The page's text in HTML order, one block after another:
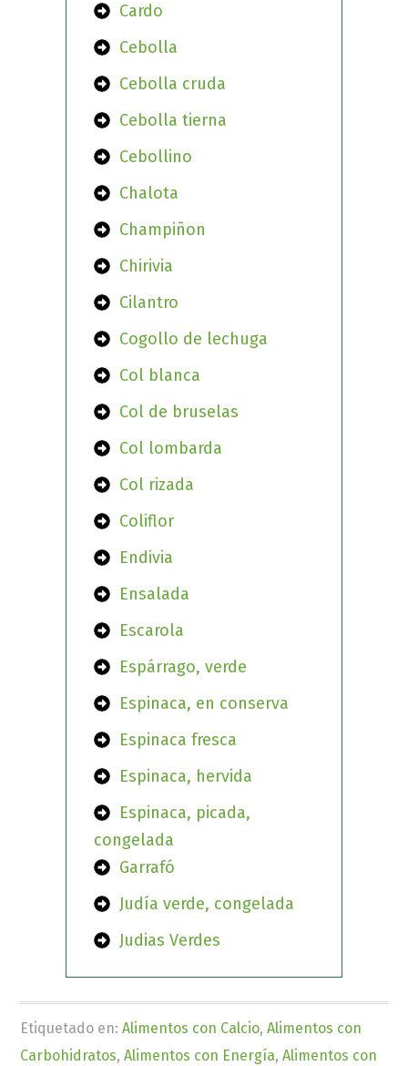
Cardo
Cebolla
Cebolla cruda
Cebolla tierna
Cebollino
Chalota
Champiñon
Chirivia
Cilantro
Cogollo de lechuga
Col blanca
Col de bruselas
Col lombarda
Col rizada
Coliflor
Endivia
Ensalada
Escarola
Espárrago, verde
Espinaca, en conserva
Espinaca fresca
Espinaca, hervida
Espinaca, picada,
congelada
Garrafó
Judía verde, congelada
Judias Verdes
Etiquetado en:Alimentos con Calcio,Alimentos con
Carbohidratos,Alimentos con Energía,Alimentos con